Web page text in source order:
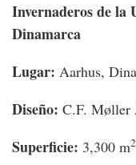
Invernaderos de la
Dinamarca
Lugar: Aarhus,
Diseño: C.F. Møller
Superficie: 3,300 m2